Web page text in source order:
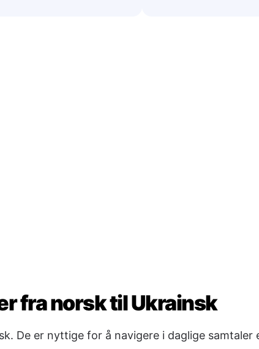
🖐️ Si Farvel
Ha det→ До побачення